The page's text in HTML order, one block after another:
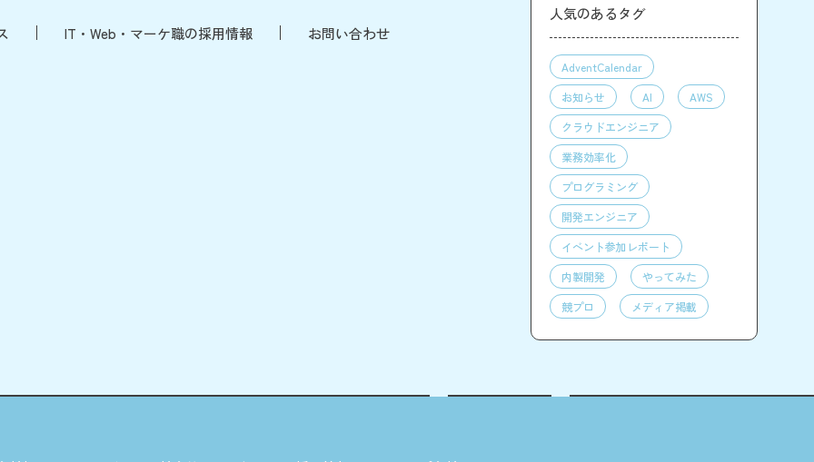
IT・Web・マーケ職の採用情報 お問い合わせ
人気のあるタグ
AdventCalendar
お知らせ
AI
AWS
クラウドエンジニア
業務効率化
プログラミング
開発エンジニア
イベント参加レポート
内製開発
やってみた
競プロ
メディア掲載